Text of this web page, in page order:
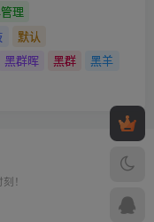
理
默认
黑群晖 黑群
黑羊
！